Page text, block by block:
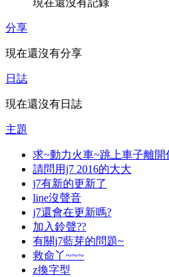
分享
現在還沒有分享
日誌
現在還沒有日誌
主題
求~動力火車~跳上車子離開
請問用j7 2016的大大
j7有新的更新了
line沒聲音
j7還會在更新嗎?
加入鈴聲??
有關j7藍芽的問題~
救命丫~~~
z換字型